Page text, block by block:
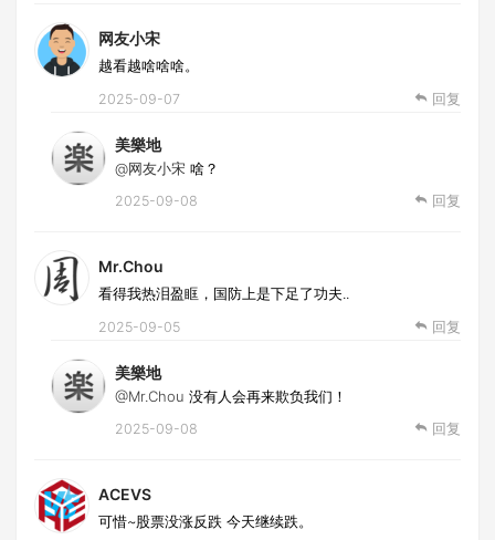
网友小宋
越看越啥啥啥。
2025-09-07 回复
美樂地
@网友小宋 啥？
2025-09-08 回复
Mr.Chou
看得我热泪盈眶，国防上是下足了功夫..
2025-09-05 回复
美樂地
@Mr.Chou 没有人会再来欺负我们！
2025-09-08 回复
ACEVS
可惜~股票没涨反跌 今天继续跌。